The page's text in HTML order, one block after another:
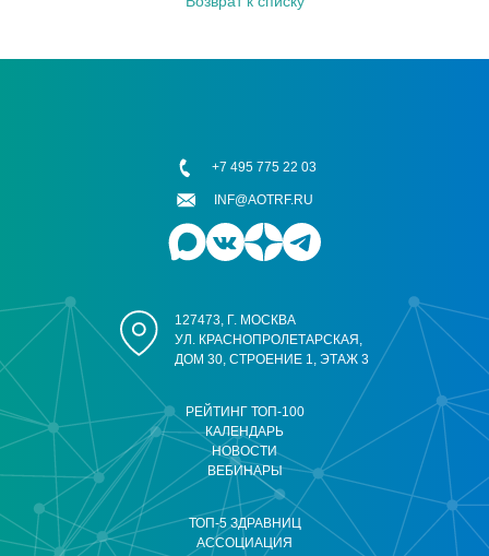
РЕЙТИНГ ТОП-100
КАЛЕНДАРЬ
НОВОСТИ
ВЕБИНАРЫ
ТОП-5 ЗДРАВНИЦ
АССОЦИАЦИЯ
127473, Г. МОСКВА
УЛ. КРАСНОПРОЛЕТАРСКАЯ,
ДОМ 30, СТРОЕНИЕ 1, ЭТАЖ 3
+7 495 775 22 03
INF@AOTRF.RU